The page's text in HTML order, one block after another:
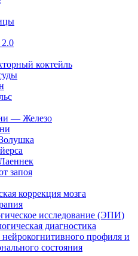
коктейль
— Железо
запоя
коррекция мозга
исследование (ЭПИ)
диагностика
нейрокогнитивного профиля и
состояния